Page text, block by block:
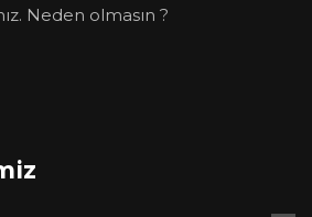
Neden olmasın ?